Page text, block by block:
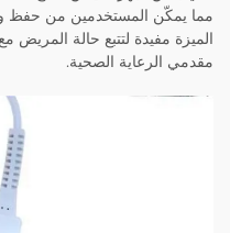
مما يمكّن المستخدمين من حفظ
الميزة مفيدة لتتبع حالة المريض
مقدمي الرعاية الصحية.